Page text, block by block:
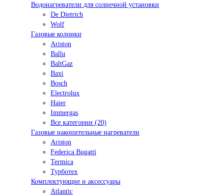
Водонагреватели для солнечной установки
De Dietrich
Wolf
Газовые колонки
Ariston
Ballu
BaltGaz
Baxi
Bosсh
Electrolux
Haier
Immergas
Все категории (20)
Газовые накопительные нагреватели
Ariston
Federica Bugatti
Termica
Турботех
Комплектующие и аксессуары
Atlantic